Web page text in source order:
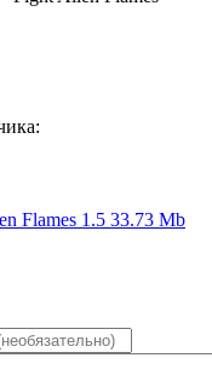
Flames 1.5 33.73 Mb